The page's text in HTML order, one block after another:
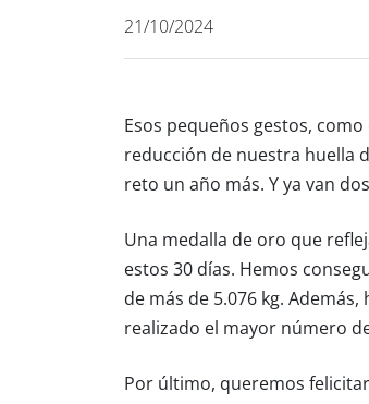
21/10/2024
Esos pequeños gestos,
reducción de nuestra huella
reto un año más. Y ya van
Una medalla de oro que
estos 30 días. Hemos
de más de 5.076 kg.
realizado el mayor número
Por último, queremos